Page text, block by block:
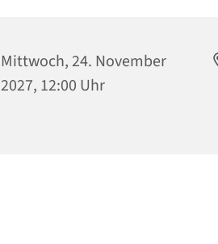
Mittwoch, 24. November
2027, 12:00 Uhr